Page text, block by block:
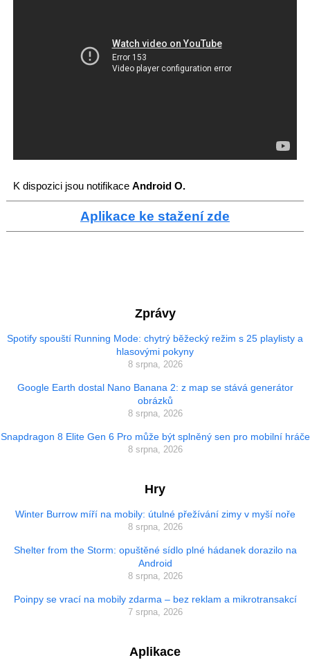
K dispozici jsou notifikace Android O.
Aplikace ke stažení zde
Zprávy
Spotify spouští Running Mode: chytrý běžecký režim s 25 playlisty a
hlasovými pokyny
8 srpna, 2026
Google Earth dostal Nano Banana 2: z map se stává generátor
obrázků
8 srpna, 2026
Snapdragon 8 Elite Gen 6 Pro může být splněný sen pro mobilní hráče
8 srpna, 2026
Hry
Winter Burrow míří na mobily: útulné přežívání zimy v myší noře
8 srpna, 2026
Shelter from the Storm: opuštěné sídlo plné hádanek dorazilo na
Android
8 srpna, 2026
Poinpy se vrací na mobily zdarma – bez reklam a mikrotransakcí
7 srpna, 2026
Aplikace